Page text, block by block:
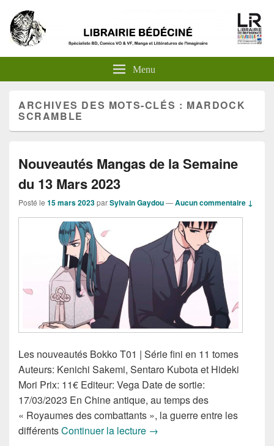
Menu
ARCHIVES DES MOTS-CLÉS : MARDOCK
SCRAMBLE
Nouveautés Mangas de la Semaine
du 13 Mars 2023
Posté le 15 mars 2023parSylvain Gaydou—Aucun commentaire ↓
Les nouveautés Bokko T01 | Série fini en 11 tomes
Auteurs: Kenichi Sakemi, Sentaro Kubota et Hideki
Mori Prix: 11€ Editeur: Vega Date de sortie:
17/03/2023 En Chine antique, au temps des
« Royaumes des combattants », la guerre entre les
différentsContinuer la lecture Nouveautés Mangas de la
→